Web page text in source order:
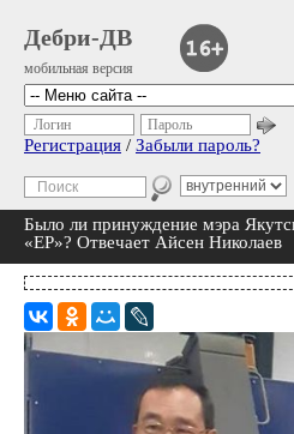
Дебри-ДВ
мобильная версия
Логин Пароль
Регистрация / Забыли пароль?
Было ли принуждение мэра
«ЕР»? Отвечает Айсен Николаев